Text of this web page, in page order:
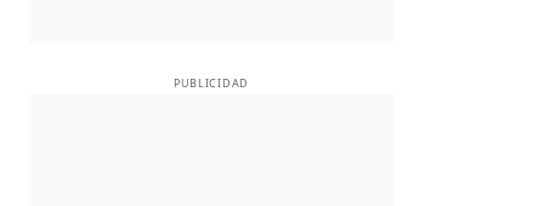
PUBLICIDAD